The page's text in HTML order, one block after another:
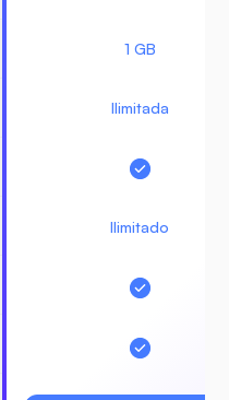
1 GB
Ilimitada
Ilimitado